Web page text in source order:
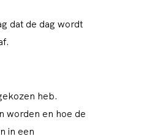
dat de dag wordt
heb.
worden en hoe de
in een